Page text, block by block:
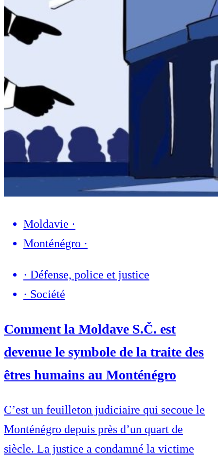
Moldavie ·
Monténégro ·
· Défense, police et justice
· Société
Comment la Moldave S.Č. est
devenue le symbole de la traite des
êtres humains au Monténégro
C’est un feuilleton judiciaire qui secoue le
Monténégro depuis près d’un quart de
siècle. La justice a condamné la victime